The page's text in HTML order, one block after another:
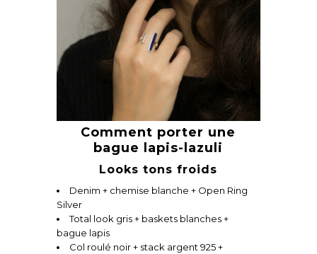
Comment porter une
bague lapis-lazuli
Looks tons froids
Denim + chemise blanche + Open Ring
Silver
Total look gris + baskets blanches +
bague lapis
Col roulé noir + stack argent 925 +